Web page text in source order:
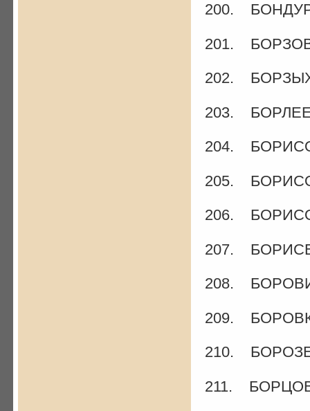
200.
201. БОРЗОВ
202. БОРЗЫХ
203.
204.
205.
206.
207.
208.
209.
210.
211. БОРЦОВ